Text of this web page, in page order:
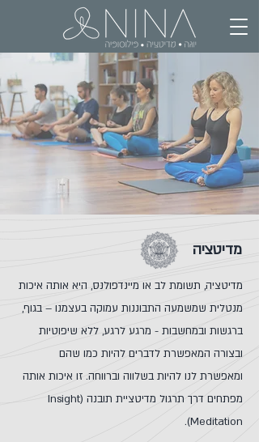
מדיטציה
מדיטציה, תשומת לב או מיינדפולנס, היא אותה איכות
מנטלית שמשמעה התבוננות עמוקה בעצמנו – בגוף,
ברגשות ובמחשבות - מרגע לרגע, ללא שיפוטיות
ובצורה המאפשרת לדברים להיות כמו שהם
ומאפשרת לנו להיות בשלווה וברווחה. זו איכות אותה
מפתחים דרך תרגול מדיטציית תובנה (Insight
Meditation).